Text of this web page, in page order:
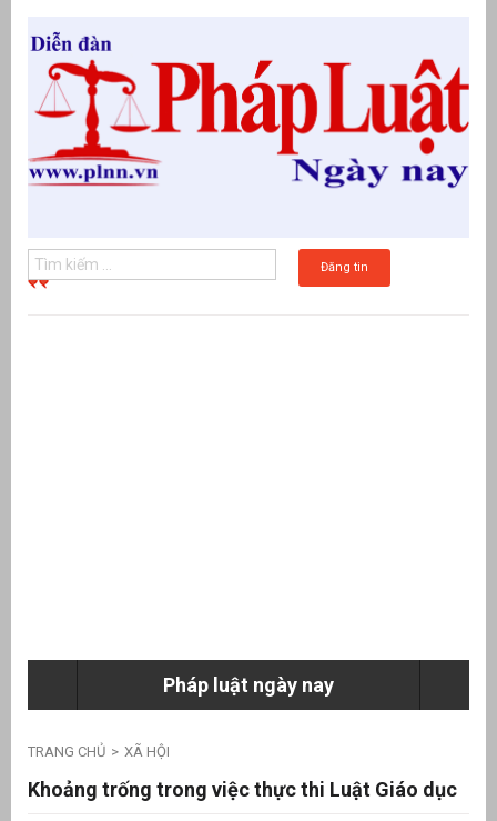
Đăng tin
Pháp luật ngày nay
TRANG CHỦ XÃ HỘI
Khoảng trống trong việc thực thi Luật Giáo dục